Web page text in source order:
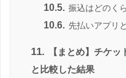
10.5. 振込はどのく
10.6. 先払いアプリ
11.
【まとめ】チケ
と比較した結果